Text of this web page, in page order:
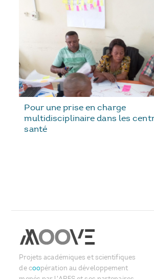
Pour une prise en charge
multidisciplinaire dans les
santé
Projets académiques et scientifiques
de coopération au développement